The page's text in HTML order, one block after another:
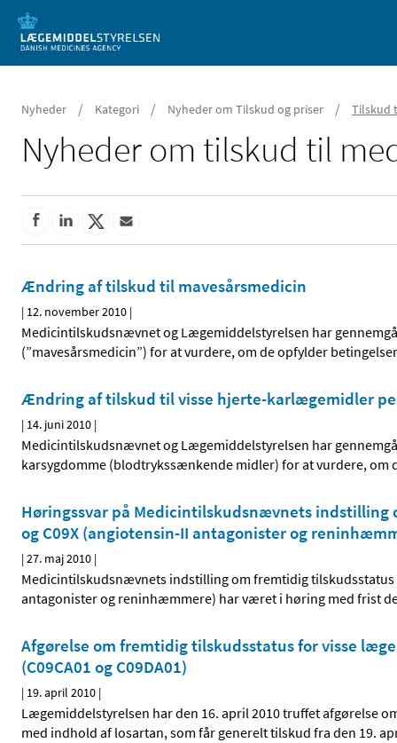
Mobil visning
Nyheder / Kategori / Nyheder om Tilskud og priser / Tilskud
Nyheder om tilskud til
Ændring af tilskud til mavesårsmedicin
| 12. november 2010 |
Medicintilskudsnævnet og Lægemiddelstyrelsen har
(”mavesårsmedicin”) for at vurdere, om de opfylder
Ændring af tilskud til visse hjerte-karlægemidler
| 14. juni 2010 |
Medicintilskudsnævnet og Lægemiddelstyrelsen har
karsygdomme (blodtrykssænkende midler) for at vurdere,
Høringssvar på Medicintilskudsnævnets indstilling
og C09X (angiotensin-II antagonister og
|27. maj 2010 |
Medicintilskudsnævnets indstilling om fremtidig tilskudsstatus
antagonister og reninhæmmere) har været i høring med frist
Afgørelse om fremtidig tilskudsstatus for visse
(C09CA01 og C09DA01)
| 19. april 2010 |
Lægemiddelstyrelsen har den 16. april 2010 truffet afgørelse
med indhold af losartan, som får generelt tilskud fra den 19.